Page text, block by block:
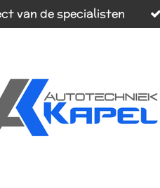
van de specialisten